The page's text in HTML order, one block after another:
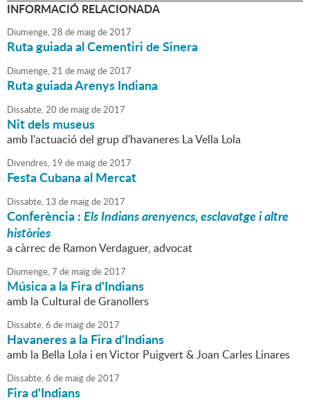
INFORMACIÓ RELACIONADA
Diumenge,28 de maigde2017
Ruta guiada al Cementiri de Sinera
Diumenge,21 de maigde2017
Ruta guiada Arenys Indiana
Dissabte,20 de maigde2017
Nit dels museus
amb l'actuació del grup d'havaneres La Vella Lola
Divendres, 19 de maigde2017
Festa Cubana al Mercat
Dissabte, 13 de maigde2017
Conferència :Els Indians arenyencs, esclavatge i altre
històries
a càrrec de Ramon Verdaguer, advocat
Diumenge,7 de maigde2017
Música a la Fira d'Indians
amb la Cultural de Granollers
Dissabte,6 de maigde2017
Havaneres a la Fira d'Indians
amb la Bella Lola i en Victor Puigvert & Joan Carles Linares
Dissabte,6 de maigde2017
Fira d'Indians